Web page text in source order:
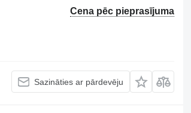
Cena pēc pieprasījuma
Sazināties ar pārdevēju